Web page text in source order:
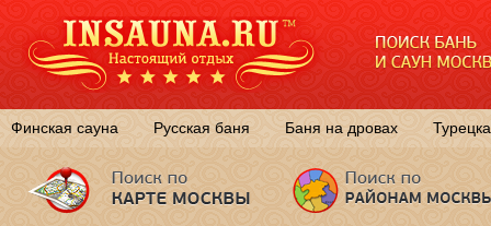
Финская сауна Русская баня Баня на дровах